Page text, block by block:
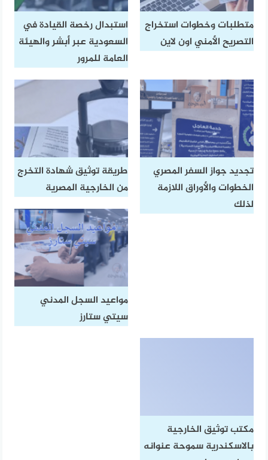
متطلبات وخطوات استخراج
التصريح الأمني اون لاين
استبدال رخصة القيادة في
السعودية عبر أبشر والهيئة
العامة للمرور
تجديد جواز السفر المصري
الخطوات والأوراق اللازمة
لذلك
طريقة توثيق شهادة التخرج
من الخارجية المصرية
مواعيد السجل المدني
سيتي ستارز
مكتب توثيق الخارجية
بالاسكندرية سموحة عنوانه